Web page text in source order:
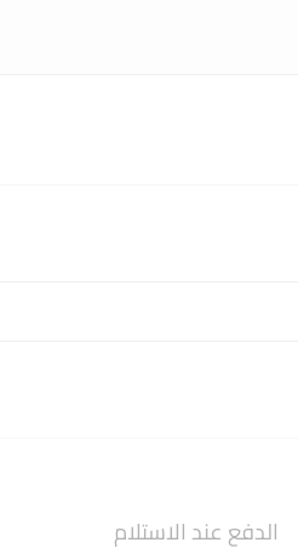
الدفع عند الاستلام